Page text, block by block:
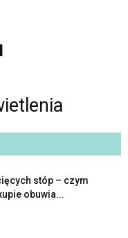
stóp – czym
obuwia...